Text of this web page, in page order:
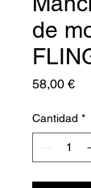
de
58,00 €
Cantidad *